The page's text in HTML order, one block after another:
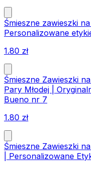
Śmieszne zawieszki
Personalizowane
1.80 zł
Śmieszne Zawieszki
Pary Młodej |
Bueno nr 7
1.80 zł
Śmieszne Zawieszki
| Personalizowane